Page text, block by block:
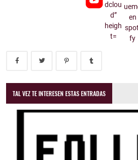
TAL VEZ TE INTERESEN ESTAS ENTRADAS